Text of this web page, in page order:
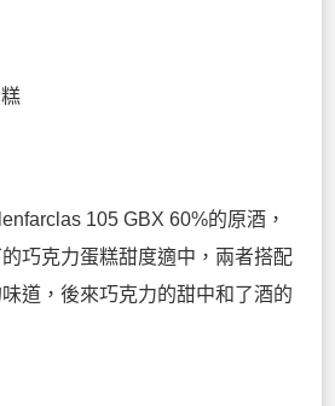
105 GBX 60%的原酒，
巧克力蛋糕甜度適中，兩者搭配
道，後來巧克力的甜中和了酒的